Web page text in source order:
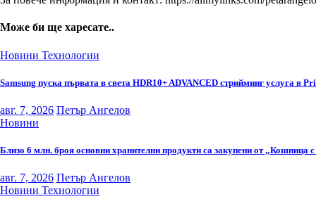
Може би ще харесате..
Новини Технологии
Samsung пуска първата в света HDR10+ ADVANCED стрийминг услуга в
авг. 7, 2026 Петър Ангелов
Новини
Близо 6 млн. броя основни хранителни продукти са закупени от „Кошница
авг. 7, 2026 Петър Ангелов
Новини Технологии